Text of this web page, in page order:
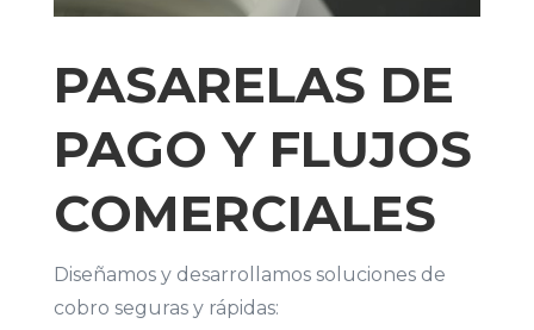
PASARELAS DE
PAGO Y FLUJOS
COMERCIALES
Diseñamos y desarrollamos soluciones de
cobro seguras y rápidas: